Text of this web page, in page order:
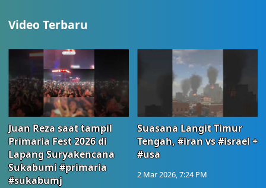
Video Terbaru
Juan Reza saat tampil
Primaria Fest 2026 di
Lapang Suryakencana
Sukabumi #primaria
#sukabumj
Suasana Langit Timur
Tengah, #iran vs #israel +
#usa
2 Mar 2026, 7:24 PM